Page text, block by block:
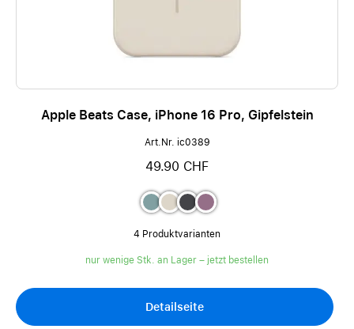
Apple Beats Case, iPhone 16 Pro, Gipfelstein
Art.Nr. ic0389
49.90 CHF
4 Produktvarianten
nur wenige Stk. an Lager – jetzt bestellen
Detailseite